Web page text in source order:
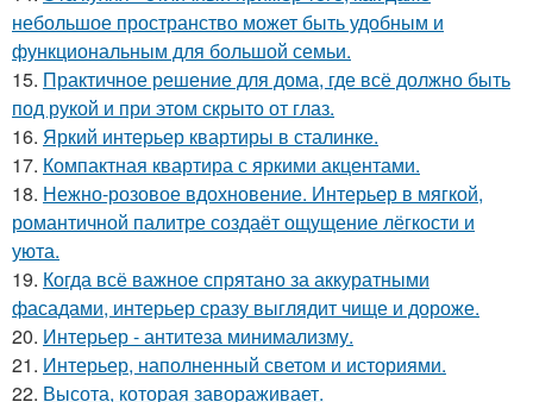
небольшое пространство может быть удобным и
функциональным для большой семьи.
15. Практичное решение для дома, где всё должно быть
под рукой и при этом скрыто от глаз.
16. Яркий интерьер квартиры в сталинке.
17. Компактная квартира с яркими акцентами.
18. Нежно-розовое вдохновение. Интерьер в мягкой,
романтичной палитре создаёт ощущение лёгкости и
уюта.
19. Когда всё важное спрятано за аккуратными
фасадами, интерьер сразу выглядит чище и дороже.
20. Интерьер - антитеза минимализму.
21. Интерьер, наполненный светом и историями.
22. Высота, которая завораживает.